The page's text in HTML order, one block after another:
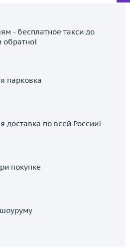
- бесплатное такси до
обратно!
парковка
доставка по всей России!
покупке